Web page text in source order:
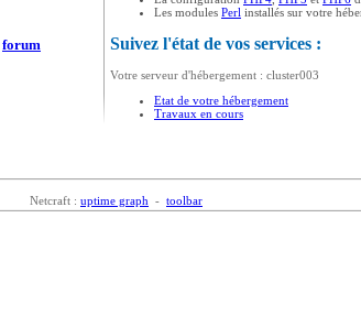
forum
Les modules Perl installés sur votre
Suivez l'état de vos services :
Votre serveur d'hébergement : cluster003
Etat de votre hébergement
Travaux en cours
Netcraft : uptime graph - toolbar